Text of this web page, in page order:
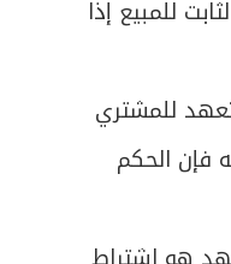
للمبيع إذا
تعهد للمشتري
فإن الحكم